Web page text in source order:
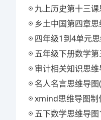
九上历史第十三
乡土中国第四章
四年级1到4单元
五年级下册数学
审计相关知识思
名人名言思维导
xmind思维导图制
五下数学思维导